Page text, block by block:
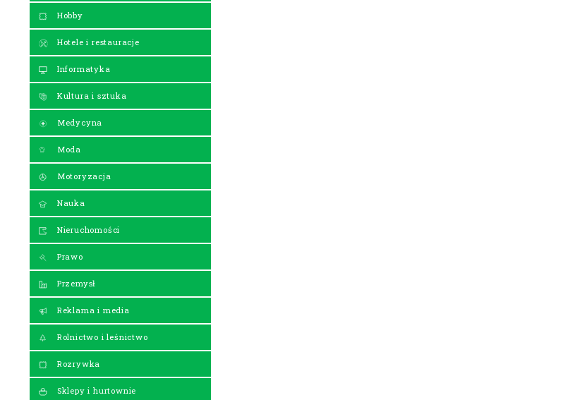
Hobby
Hotele i restauracje
Informatyka
Kultura i sztuka
Medycyna
Moda
Motoryzacja
Nauka
Nieruchomości
Prawo
Przemysł
Reklama i media
Rolnictwo i leśnictwo
Rozrywka
Sklepy i hurtownie